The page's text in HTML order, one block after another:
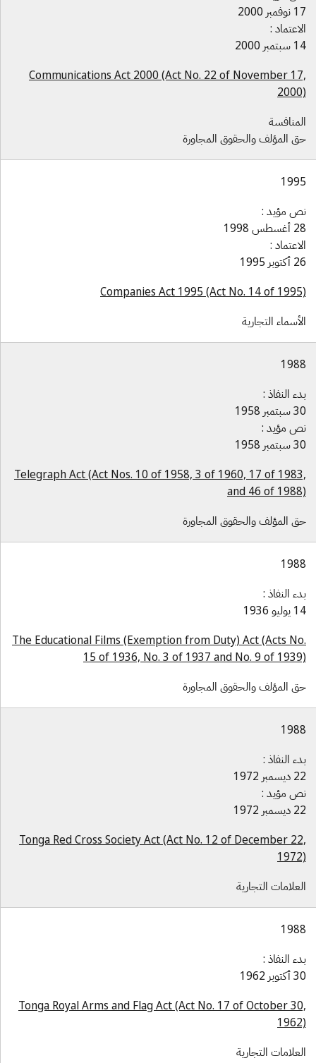
:
Communications Act 2000 (Act No. 22 of November
المؤلف والحقوق المجاورة
مؤيد :
:
Companies Act 1995 (Act No. 14 of
التجارية
النفاذ :
مؤيد :
Telegraph Act (Act Nos. 10 of 1958, 3 of 1960, 17 of
and 46 of
المؤلف والحقوق المجاورة
النفاذ :
The Educational Films (Exemption from Duty) Act (Acts
15 of 1936, No. 3 of 1937 and No. 9 of
المؤلف والحقوق المجاورة
النفاذ :
مؤيد :
Tonga Red Cross Society Act (Act No. 12 of December
التجارية
النفاذ :
Tonga Royal Arms and Flag Act (Act No. 17 of October
التجارية